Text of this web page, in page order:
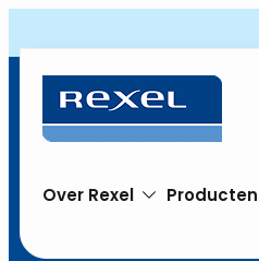
Over Rexel Producten